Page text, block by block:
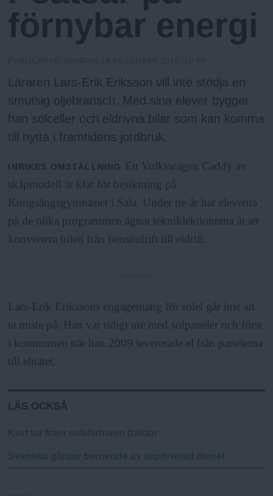
N
u
n
y
förnybar energi
Läraren Lars-Erik Eriksson vill inte stödja en
smutsig oljebransch. Med sina elever bygger
han solceller och eldrivna bilar som kan komma
till nytta i framtidens jordbruk.
INRIKES OMSTÄLLNING
En Volkswagen Caddy av
skåpmodell är klar för besiktning på
Kungsängsgymnasiet i Sala. Under tre år har eleverna
på de olika programmen ägnat tekniklektionerna åt att
konvertera bilen från bensindrift till eldrift.
Lars-Erik Erikssons engagemang för solel går inte att
ta miste på. Han var tidigt ute med solpaneler och först
i kommunen när han 2009 levererade el från panelerna
till elnätet.
LÄS OCKSÅ
Kurt tar fram solelsdriven traktor
Svenska gårdar beroende av importerad diesel